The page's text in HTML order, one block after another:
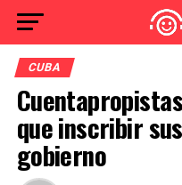
CUBA
que inscribir
gobierno